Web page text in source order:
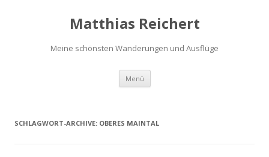
Matthias Reichert
Meine schönsten Wanderungen und Ausflüge
Menü Zum
springen
SCHLAGWORT-ARCHIVE: OBERES MAINTAL